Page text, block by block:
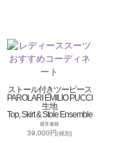
ストール付きツーピース
PAROLARI EMILIO PUCCI
生地
Top, Skirt & Stole Ensemble
通常価格
39,000円(税別)